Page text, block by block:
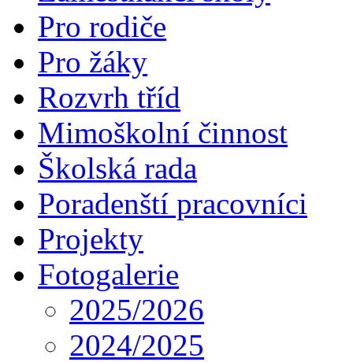
Pro rodiče
Pro žáky
Rozvrh tříd
Mimoškolní činnost
Školská rada
Poradenští pracovníci
Projekty
Fotogalerie
2025/2026
2024/2025